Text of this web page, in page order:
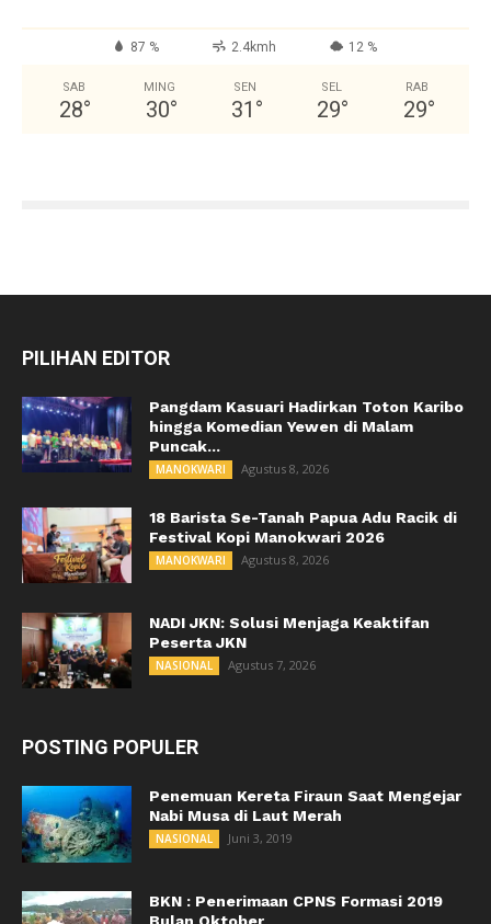
87 % 2.4kmh 12 %
SAB
28°
MING
30°
SEN
31 °
SEL
29°
RAB
29°
PILIHAN EDITOR
Pangdam Kasuari Hadirkan Toton Karibo
hingga Komedian Yewen di Malam
Puncak...
MANOKWARI Agustus 8, 2026
18 Barista Se-Tanah Papua Adu Racik di
Festival Kopi Manokwari 2026
MANOKWARI Agustus 8, 2026
NADI JKN: Solusi Menjaga Keaktifan
Peserta JKN
NASIONAL Agustus 7, 2026
POSTING POPULER
Penemuan Kereta Firaun Saat Mengejar
Nabi Musa di Laut Merah
NASIONAL Juni 3, 2019
BKN : Penerimaan CPNS Formasi 2019
Bulan Oktober